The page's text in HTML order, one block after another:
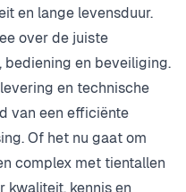
en lange levensduur.
over de juiste
en beveiliging.
en technische
van een efficiënte
Of het nu gaat om
complex met tientallen
kwaliteit, kennis en